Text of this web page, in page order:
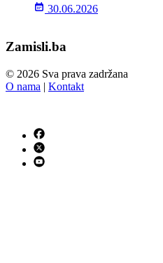
30.06.2026
Zamisli.ba
© 2026 Sva prava zadržana
O nama | Kontakt